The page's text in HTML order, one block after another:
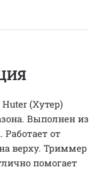
(Хутер)
Выполнен из
Работает от
верху. Триммер
помогает